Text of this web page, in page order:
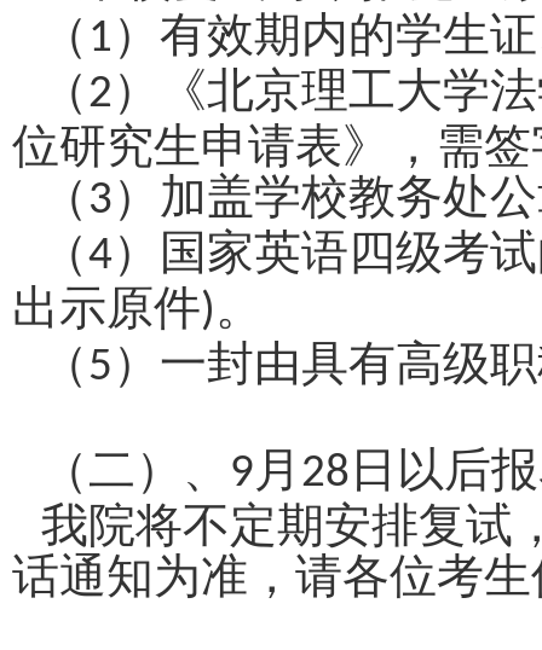
（ 1 ）有效期内的学生
（2 ）《北京理工大学
位研究生申请表》，需
（ 3）加盖学校教务处
（4）国家英语四级考
出示原件)。
（ 5 ）一封由具有高级
（二）、 9 月 28 日以后
我院将不定期安排复试
话通知为准，请各位考